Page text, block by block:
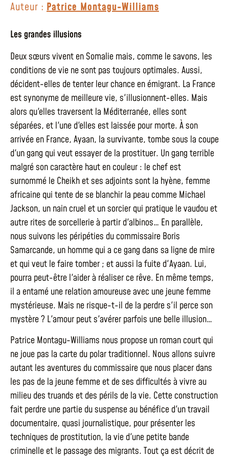
Auteur : Patrice Montagu-Williams
Les grandes illusions
Deux sœurs vivent en Somalie mais, comme le savons, les
conditions de vie ne sont pas toujours optimales. Aussi,
décident-elles de tenter leur chance en émigrant. La France
est synonyme de meilleure vie, s'illusionnent-elles. Mais
alors qu'elles traversent la Méditerranée, elles sont
séparées, et l'une d'elles est laissée pour morte. À son
arrivée en France, Ayaan, la survivante, tombe sous la coupe
d'un gang qui veut essayer de la prostituer. Un gang terrible
malgré son caractère haut en couleur : le chef est
surnommé le Cheikh et ses adjoints sont la hyène, femme
africaine qui tente de se blanchir la peau comme Michael
Jackson, un nain cruel et un sorcier qui pratique le vaudou et
autre rites de sorcellerie à partir d'albinos… En parallèle,
nous suivons les péripéties du commissaire Boris
Samarcande, un homme qui a ce gang dans sa ligne de mire
et qui veut le faire tomber ; et aussi la fuite d'Ayaan. Lui,
pourra peut-être l'aider à réaliser ce rêve. En même temps,
il a entamé une relation amoureuse avec une jeune femme
mystérieuse. Mais ne risque-t-il de la perdre s'il perce son
mystère ? L'amour peut s'avérer parfois une belle illusion…
Patrice Montagu-Williams nous propose un roman court qui
ne joue pas la carte du polar traditionnel. Nous allons suivre
autant les aventures du commissaire que nous placer dans
les pas de la jeune femme et de ses difficultés à vivre au
milieu des truands et des périls de la vie. Cette construction
fait perdre une partie du suspense au bénéfice d'un travail
documentaire, quasi journalistique, pour présenter les
techniques de prostitution, la vie d'une petite bande
criminelle et le passage des migrants. Tout ça est décrit de